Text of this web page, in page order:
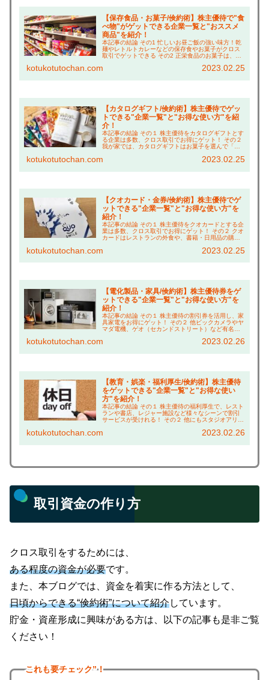
【保存食品・お菓子/倹約術】株主優待で"食
べ物"がゲットできる企業一覧と"おススメ
商品"を紹介！
本記事の結論 その1 忙しいお昼ご飯の強い味方！乾
麺やレトルトカレーなどの保存食やお菓子がクロス
取引でゲットできる その2 正栄食品のお菓子は、ボ
らに、お酒やコーヒーなどの飲み物も充実！ こ...
kotukotutochan.com 2023.02.25
【カタログギフト/倹約術】株主優待でゲッ
トできる"企業一覧"と"お得な使い方"を紹
介！
本記事の結論 その１ 株主優待をカタログギフトとす
る企業は多数、クロス取引でお得にゲット！ その２
我が家では、カタログギフトはお菓子を選んで「リ
ルディングスは、夫婦合算でより豪華な賞品に交...
kotukotutochan.com 2023.02.25
【クオカード・金券/倹約術】株主優待でゲ
ットできる"企業一覧"と"お得な使い方"を
紹介！
本記事の結論 その１ 株主優待をクオカードとする企
業は多数、クロス取引でお得にゲット！ その２ クオ
カードはレストランの外食や、書籍・日用品の購入
に買い物する「倹約術」も紹介！ こんにちは...
kotukotutochan.com 2023.02.25
【電化製品・家具/倹約術】株主優待券をゲ
ットできる"企業一覧"と"お得な使い方"を
紹介！
本記事の結論 その１ 株主優待の割引券を活用し、家
具家電をお得にゲット！ その２ 他ビックカメラやヤ
マダ電機、ゲオ（セカンドストリート）など有名店
オススメ！99%の方が知らない、1万円以上お...
kotukotutochan.com 2023.02.26
【教育・娯楽・福利厚生/倹約術】株主優待
をゲットできる"企業一覧"と"お得な使い
方"を紹介！
本記事の結論 その１ 株主優待の福利厚生で、レスト
ランや書店、レジャー施設など様々なシーンで割引
サービスが受けれる！ その２ 他にもスタジオアリス
連の割引も充実！ その３ ベネッセカードの無料特...
kotukotutochan.com 2023.02.26
取引資金の作り方
クロス取引をするためには、
ある程度の資金が必要です。
また、本ブログでは、資金を着実に作る方法として、
日頃からできる“倹約術”について紹介しています。
貯金・資産形成に興味がある方は、以下の記事も是非ご覧
ください！
これも要チェック”！